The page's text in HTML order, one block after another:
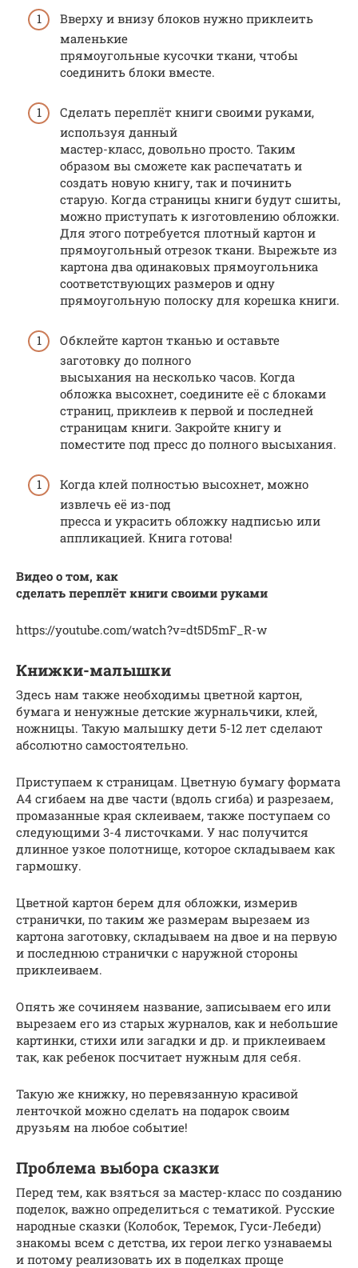
Вверху и внизу блоков нужно приклеить
маленькие
прямоугольные кусочки ткани, чтобы
соединить блоки вместе.
Сделать переплёт книги своими руками,
используя данный
мастер-класс, довольно просто. Таким
образом вы сможете как распечатать и
создать новую книгу, так и починить
старую. Когда страницы книги будут сшиты,
можно приступать к изготовлению обложки.
Для этого потребуется плотный картон и
прямоугольный отрезок ткани. Вырежьте из
картона два одинаковых прямоугольника
соответствующих размеров и одну
прямоугольную полоску для корешка книги.
Обклейте картон тканью и оставьте
заготовку до полного
высыхания на несколько часов. Когда
обложка высохнет, соедините её с блоками
страниц, приклеив к первой и последней
страницам книги. Закройте книгу и
поместите под пресс до полного высыхания.
Когда клей полностью высохнет, можно
извлечь её из-под
пресса и украсить обложку надписью или
аппликацией. Книга готова!
Видео о том, как
сделать переплёт книги своими руками
https://youtube.com/watch?v=dt5D5mF_R-w
Книжки-малышки
Здесь нам также необходимы цветной картон,
бумага и ненужные детские журнальчики, клей,
ножницы. Такую малышку дети 5-12 лет сделают
абсолютно самостоятельно.
Приступаем к страницам. Цветную бумагу формата
А4 сгибаем на две части (вдоль сгиба) и разрезаем,
промазанные края склеиваем, также поступаем со
следующими 3-4 листочками. У нас получится
длинное узкое полотнище, которое складываем как
гармошку.
Цветной картон берем для обложки, измерив
странички, по таким же размерам вырезаем из
картона заготовку, складываем на двое и на первую
и последнюю странички с наружной стороны
приклеиваем.
Опять же сочиняем название, записываем его или
вырезаем его из старых журналов, как и небольшие
картинки, стихи или загадки и др. и приклеиваем
так, как ребенок посчитает нужным для себя.
Такую же книжку, но перевязанную красивой
ленточкой можно сделать на подарок своим
друзьям на любое событие!
Проблема выбора сказки
Перед тем, как взяться за мастер-класс по созданию
поделок, важно определиться с тематикой. Русские
народные сказки (Колобок, Теремок, Гуси-Лебеди)
знакомы всем с детства, их герои легко узнаваемы
и потому реализовать их в поделках проще